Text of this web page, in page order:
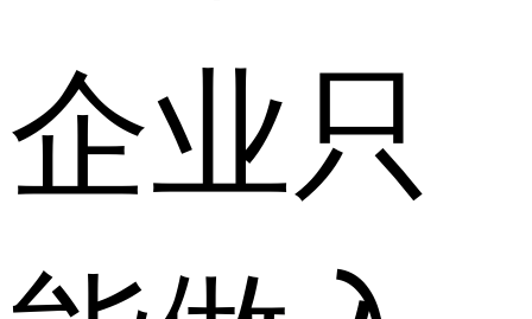
企业只